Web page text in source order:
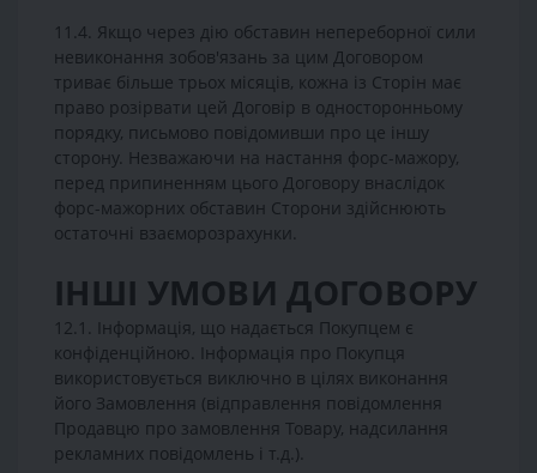
11.4. Якщо через дію обставин непереборної сили
невиконання зобов'язань за цим Договором
триває більше трьох місяців, кожна із Сторін має
право розірвати цей Договір в односторонньому
порядку, письмово повідомивши про це іншу
сторону. Незважаючи на настання форс-мажору,
перед припиненням цього Договору внаслідок
форс-мажорних обставин Сторони здійснюють
остаточні взаєморозрахунки.
ІНШІ УМОВИ ДОГОВОРУ
12.1. Інформація, що надається Покупцем є
конфіденційною. Інформація про Покупця
використовується виключно в цілях виконання
його Замовлення (відправлення повідомлення
Продавцю про замовлення Товару, надсилання
рекламних повідомлень і т.д.).